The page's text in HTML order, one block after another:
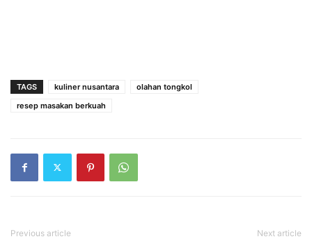
TAGS kuliner nusantara
olahan tongkol
resep masakan berkuah
Previous article Next article